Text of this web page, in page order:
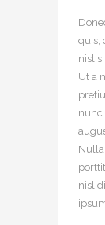
quis,
nisl
Ut a
nunc
Nulla
nisl